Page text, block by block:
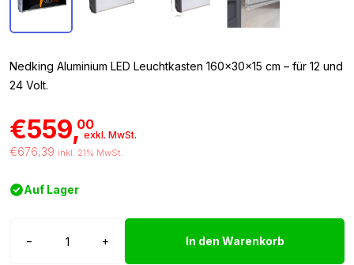
Nedking Aluminium LED Leuchtkasten 160x30x15 cm – für 12 und
24 Volt.
€559,00
exkl. MwSt.
€676,39 inkl. 21% MwSt.
Auf Lager
−
Leuchtkasten
+ In den Warenkorb